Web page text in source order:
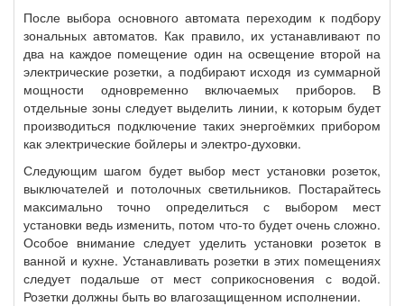
После выбора основного автомата переходим к подбору
зональных автоматов. Как правило, их устанавливают по
два на каждое помещение один на освещение второй на
электрические розетки, а подбирают исходя из суммарной
мощности одновременно включаемых приборов. В
отдельные зоны следует выделить линии, к которым будет
производиться подключение таких энергоёмких прибором
как электрические бойлеры и электро-духовки.
Следующим шагом будет выбор мест установки розеток,
выключателей и потолочных светильников. Постарайтесь
максимально точно определиться с выбором мест
установки ведь изменить, потом что-то будет очень сложно.
Особое внимание следует уделить установки розеток в
ванной и кухне. Устанавливать розетки в этих помещениях
следует подальше от мест соприкосновения с водой.
Розетки должны быть во влагозащищенном исполнении.